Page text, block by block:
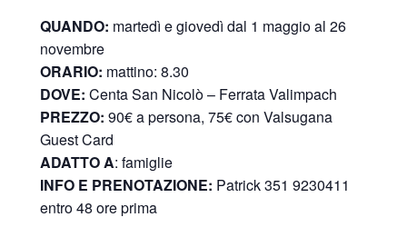
QUANDO: martedì e giovedì dal 1 maggio al 26
novembre
ORARIO: mattino: 8.30
DOVE: Centa San Nicolò – Ferrata Valimpach
PREZZO: 90€ a persona, 75€ con Valsugana
Guest Card
ADATTO A: famiglie
INFO E PRENOTAZIONE: Patrick 351 9230411
entro 48 ore prima